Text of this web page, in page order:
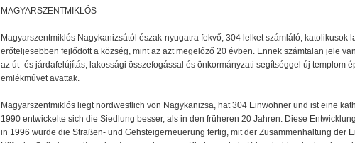
MAGYARSZENTMIKLÓS
Magyarszentmiklós Nagykanizsától észak-nyugatra fekvő, 304 lelket számláló, katolikusok
erőteljesebben fejlődött a község, mint az azt megelőző 20 évben. Ennek számtalan jele
az út- és járdafelújítás, lakossági összefogással és önkormányzati segítséggel új templom
emlékművet avattak.
Magyarszentmiklós liegt nordwestlich von Nagykanizsa, hat 304 Einwohner und ist eine
1990 entwickelte sich die Siedlung besser, als in den früheren 20 Jahren. Diese
in 1996 wurde die Straßen- und Gehsteigerneuerung fertig, mit der Zusammenhaltung der